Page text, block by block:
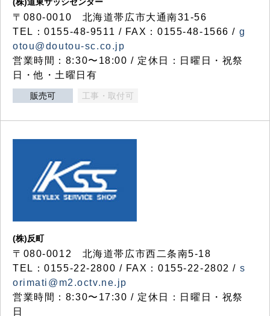
〒080-0010 北海道帯広市大通南31-56
TEL：0155-48-9511 / FAX：0155-48-1566 / g
otou@doutou-sc.co.jp
営業時間：8:30〜18:00 / 定休日：日曜日・祝祭
日・他・土曜日有
販売可 工事・取付可
(株)反町
〒080-0012 北海道帯広市西二条南5-18
TEL：0155-22-2800 / FAX：0155-22-2802 / s
orimati@m2.octv.ne.jp
営業時間：8:30〜17:30 / 定休日：日曜日・祝祭
日